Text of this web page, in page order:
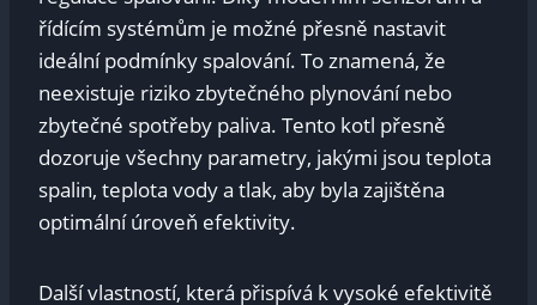
řídícím systémům je možné přesně nastavit
ideální podmínky spalování. To znamená, že
neexistuje riziko zbytečného plynování nebo
zbytečné spotřeby paliva. Tento kotl přesně
dozoruje všechny parametry, jakými jsou teplota
spalin, teplota vody a tlak, aby byla zajištěna
optimální úroveň efektivity.
Další vlastností, která přispívá k vysoké efektivitě